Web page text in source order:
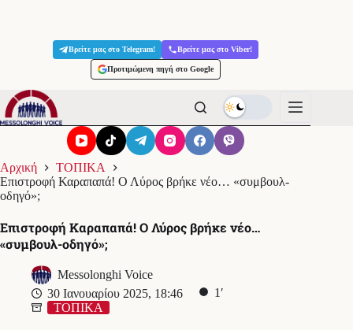
Βρείτε μας στο Telegram! Βρείτε μας στο Viber!
Προτιμώμενη πηγή στο Google
Αρχική
ΤΟΠΙΚΑ
Επιστροφή Καραπαπά! Ο Λύρος βρήκε νέο… «συμβουλ-
οδηγό»;
Επιστροφή Καραπαπά! Ο Λύρος βρήκε νέο…
«συμβουλ-οδηγό»;
Messolonghi Voice
30 Ιανουαρίου 2025, 18:46
1′
ΤΟΠΙΚΑ